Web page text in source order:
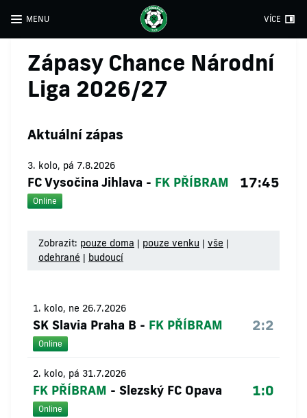
MENU VÍCE
Zápasy Chance Národní
Liga 2026/27
Aktuální zápas
3. kolo, pá 7.8.2026
FC Vysočina Jihlava - FK PŘÍBRAM
Online
17:45
Zobrazit: pouze doma | pouze venku | vše |
odehrané | budoucí
1. kolo, ne 26.7.2026
SK Slavia Praha B - FK PŘÍBRAM
Online
2:2
2. kolo, pá 31.7.2026
FK PŘÍBRAM - Slezský FC Opava
Online
1:0